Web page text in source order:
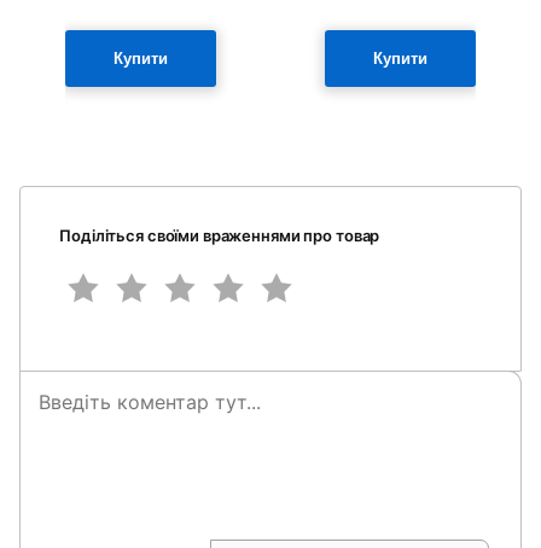
Купити Купити
Поділіться своїми враженнями про товар